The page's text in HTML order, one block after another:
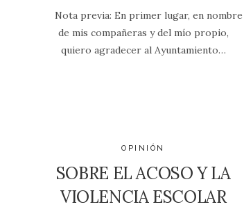
Nota previa: En primer lugar, en nombre
de mis compañeras y del mío propio,
quiero agradecer al Ayuntamiento…
OPINIÓN
SOBRE EL ACOSO Y LA
VIOLENCIA ESCOLAR